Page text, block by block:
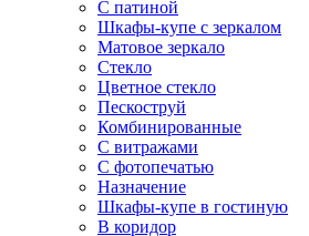
С патиной
Шкафы-купе с зеркалом
Матовое зеркало
Стекло
Цветное стекло
Пескоструй
Комбинированные
С витражами
С фотопечатью
Назначение
Шкафы-купе в гостиную
В коридор